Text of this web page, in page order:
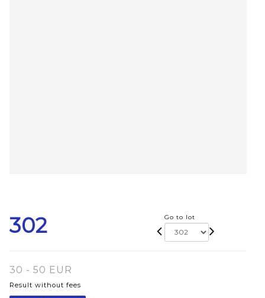
302 Go to lot
30 - 50 EUR
Result without fees